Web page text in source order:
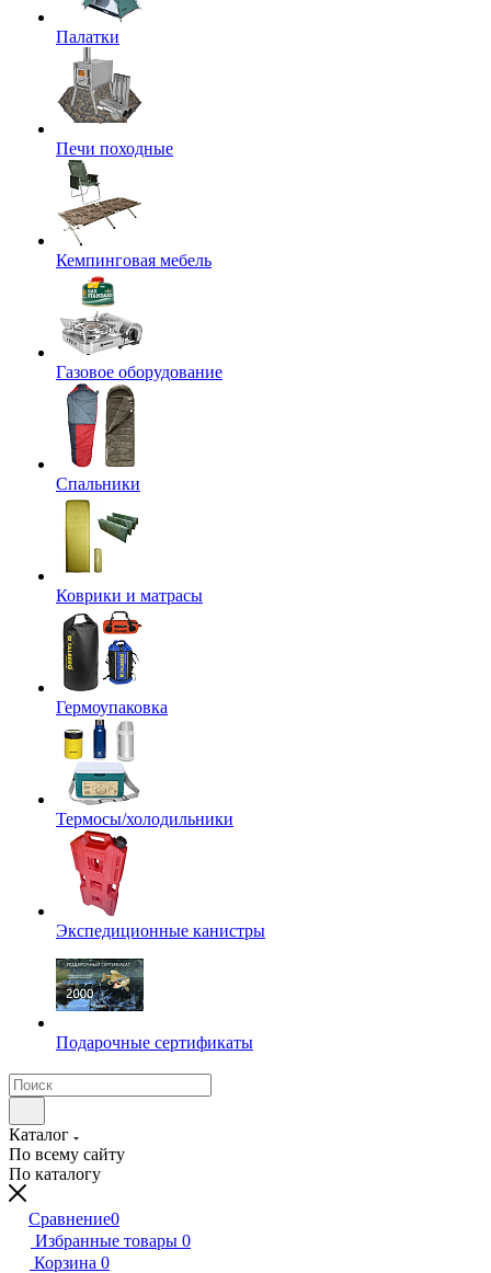
Палатки
Печи походные
Кемпинговая мебель
Газовое оборудование
Спальники
Коврики и матрасы
Гермоупаковка
Термосы/холодильники
Экспедиционные канистры
Подарочные сертификаты
Каталог
По всему сайту
По каталогу
Сравнение0
Избранные товары 0
Корзина 0